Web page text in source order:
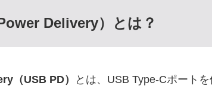
Delivery）とは？
（USB PD）
とは、USB Type-Cポート